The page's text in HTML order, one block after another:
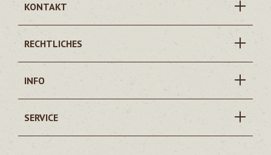
KONTAKT
RECHTLICHES
INFO
SERVICE